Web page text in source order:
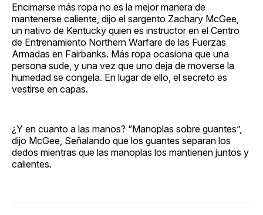
Encimarse más ropa no es la mejor manera de
mantenerse caliente, dijo el sargento Zachary McGee,
un nativo de Kentucky quien es instructor en el Centro
de Entrenamiento Northern Warfare de las Fuerzas
Armadas en Fairbanks. Más ropa ocasiona que una
persona sude, y una vez que uno deja de moverse la
humedad se congela. En lugar de ello, el secreto es
vestirse en capas.
¿Y en cuanto a las manos? “Manoplas sobre guantes”,
dijo McGee, Señalando que los guantes separan los
dedos mientras que las manoplas los mantienen juntos y
calientes.